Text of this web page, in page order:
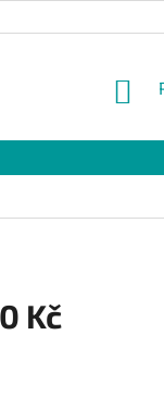
Kč